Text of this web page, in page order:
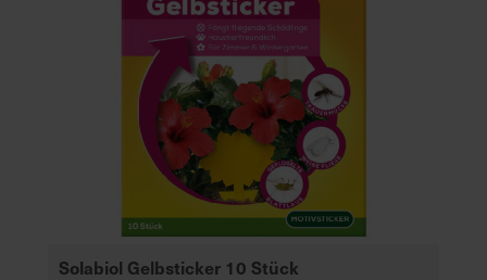
Solabiol Gelbsticker 10 Stück